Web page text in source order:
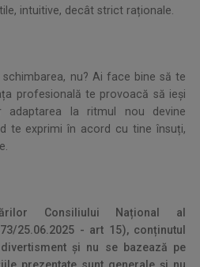
intuitive, decât strict raționale.
nu? Ai face bine să te
profesională te provoacă să ieși
la ritmul nou devine
te exprimi în acord cu tine însuți,
Consiliului Național al
25.06.2025 - art 15), conținutul
și nu se bazează pe
prezentate sunt generale și nu